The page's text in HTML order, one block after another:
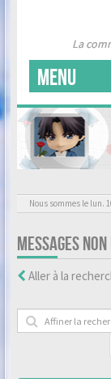
La
MENU
Nous sommes le lun.
MESSAGES
Aller à la